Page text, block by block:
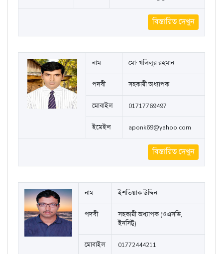
বিস্তারিত দেখুন
নাম মো: খলিলুর রহমান
পদবী সহকারী অধ্যাপক
মোবাইল 01717769497
ইমেইল aponk69@yahoo.com
বিস্তারিত দেখুন
নাম ইশতিয়াক উদ্দিন
পদবী
সহকারী অধ্যাপক (ওএসডি,
ইনসিটু)
মোবাইল 01772444211